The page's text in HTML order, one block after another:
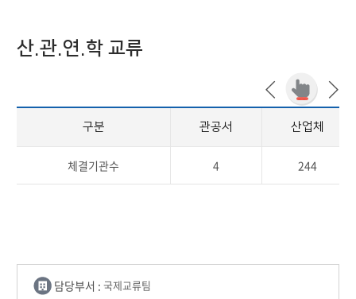
산.관.연.학 교류
구분 관공서 산업체
체결기관수 4 244
담당부서 : 국제교류팀